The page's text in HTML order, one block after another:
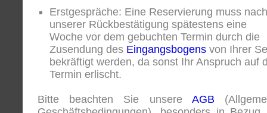
Erstgespräche: Eine Reservierung muss nach
unserer Rückbestätigung spätestens eine
Woche vor dem gebuchten Termin durch die
Zusendung des Eingangsbogens von Ihrer
bekräftigt werden, da sonst Ihr Anspruch auf
Termin erlischt.
Bitte beachten Sie unsere AGB